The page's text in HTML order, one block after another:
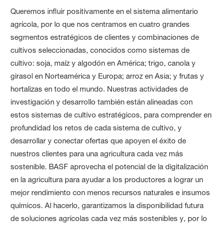
Queremos influir positivamente en el sistema alimentario
agrícola, por lo que nos centramos en cuatro grandes
segmentos estratégicos de clientes y combinaciones de
cultivos seleccionadas, conocidos como sistemas de
cultivo: soja, maíz y algodón en América; trigo, canola y
girasol en Norteamérica y Europa; arroz en Asia; y frutas y
hortalizas en todo el mundo. Nuestras actividades de
investigación y desarrollo también están alineadas con
estos sistemas de cultivo estratégicos, para comprender en
profundidad los retos de cada sistema de cultivo, y
desarrollar y conectar ofertas que apoyen el éxito de
nuestros clientes para una agricultura cada vez más
sostenible. BASF aprovecha el potencial de la digitalización
en la agricultura para ayudar a los productores a lograr un
mejor rendimiento con menos recursos naturales e insumos
químicos. Al hacerlo, garantizamos la disponibilidad futura
de soluciones agrícolas cada vez más sostenibles y, por lo